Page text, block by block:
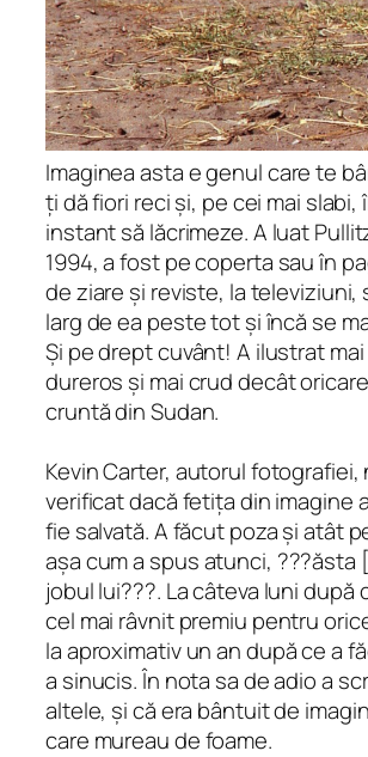
Imaginea asta e genul care te
ți dă fiori reci și, pe cei mai slabi,
instant să lăcrimeze. A luat
1994, a fost pe coperta sau în
de ziare și reviste, la televiziuni,
larg de ea peste tot și încă se
Și pe drept cuvânt! A ilustrat
dureros și mai crud decât
cruntă din Sudan.
Kevin Carter, autorul fotografiei,
verificat dacă fetița din imagine
fie salvată. A făcut poza și atât
așa cum a spus atunci, ???ăsta
jobul lui???. La câteva luni după
cel mai râvnit premiu pentru
la aproximativ un an după ce a
a sinucis. În nota sa de adio a
altele, și că era bântuit de
care mureau de foame.